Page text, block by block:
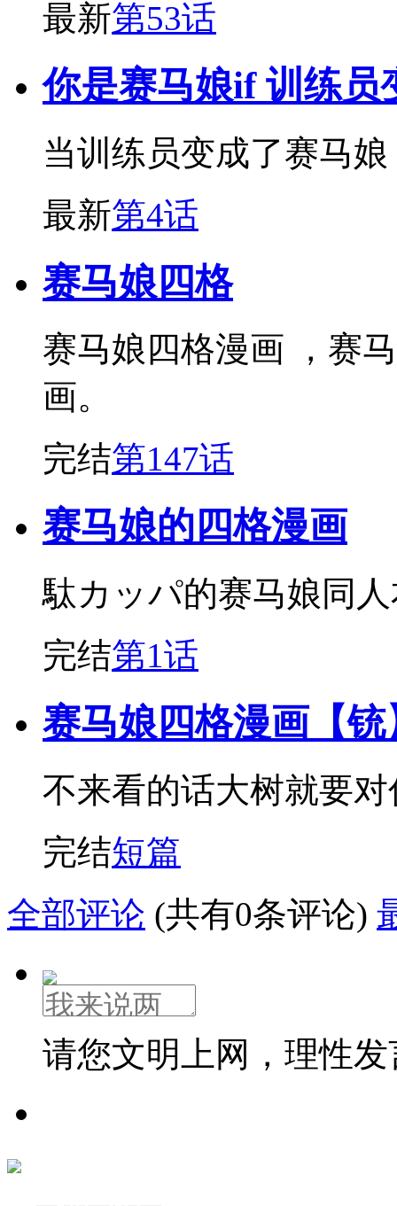
最新第53话
你是赛马娘if 训练员
当训练员变成了赛马娘
最新第4话
赛马娘四格
赛马娘四格漫画 ，赛
画。
完结第147话
赛马娘的四格漫画
駄カッパ的赛马娘同
完结第1话
赛马娘四格漫画【铳
不来看的话大树就要
完结短篇
全部评论 (共有0条评论)
请您文明上网，理性